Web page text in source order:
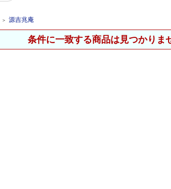
＞ 源吉兆庵
条件に一致する商品は見つかりま